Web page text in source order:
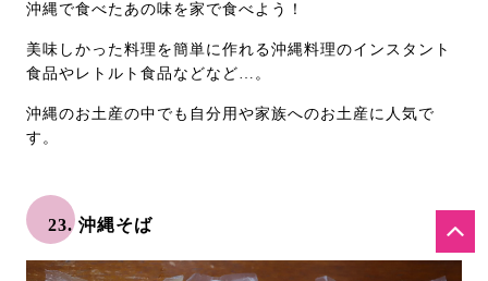
沖縄で食べたあの味を家で食べよう！
美味しかった料理を簡単に作れる沖縄料理のインスタント
食品やレトルト食品などなど…。
沖縄のお土産の中でも自分用や家族へのお土産に人気で
す。
23. 沖縄そば